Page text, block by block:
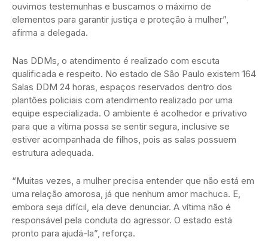
ouvimos testemunhas e buscamos o máximo de
elementos para garantir justiça e proteção à mulher”,
afirma a delegada.
Nas DDMs, o atendimento é realizado com escuta
qualificada e respeito. No estado de São Paulo existem 164
Salas DDM 24 horas, espaços reservados dentro dos
plantões policiais com atendimento realizado por uma
equipe especializada. O ambiente é acolhedor e privativo
para que a vítima possa se sentir segura, inclusive se
estiver acompanhada de filhos, pois as salas possuem
estrutura adequada.
“Muitas vezes, a mulher precisa entender que não está em
uma relação amorosa, já que nenhum amor machuca. E,
embora seja difícil, ela deve denunciar. A vítima não é
responsável pela conduta do agressor. O estado está
pronto para ajudá-la”, reforça.